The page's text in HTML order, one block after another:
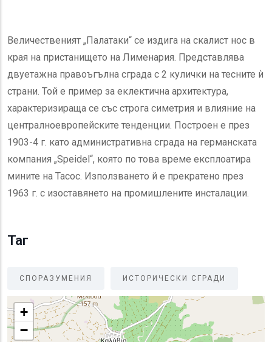
Величественият „Палатаки“ се издига на скалист нос в
края на пристанището на Лименария. Представлява
двуетажна правоъгълна сграда с 2 кулички на тесните ѝ
страни. Той е пример за еклектична архитектура,
характеризираща се със строга симетрия и влияние на
централноевропейските тенденции. Построен е през
1903-4 г. като административна сграда на германската
компания „Speidel“, която по това време експлоатира
мините на Тасос. Използването й е прекратено през
1963 г. с изоставянето на промишлените инсталации.
Таг
СПОРАЗУМЕНИЯ ИСТОРИЧЕСКИ СГРАДИ
+
−